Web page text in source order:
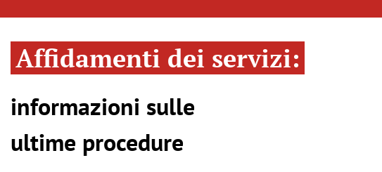
Affidamenti dei servizi:
informazioni sulle
ultime procedure